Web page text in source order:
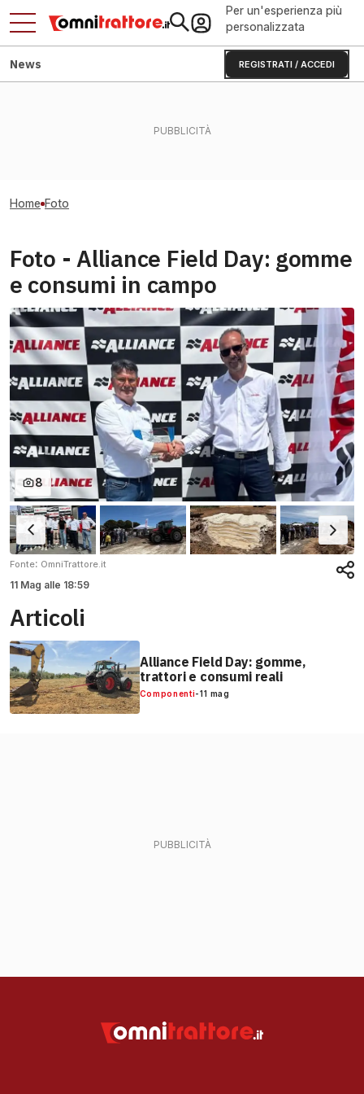
Per un'esperienza più
personalizzata
REGISTRATI / ACCEDI
News
Home Foto
Foto - Alliance Field Day: gomme
e consumi in campo
8
Fonte: OmniTrattore.it
11 Mag alle 18:59
Articoli
Alliance Field Day: gomme,
trattori e consumi reali
Componenti-11 mag